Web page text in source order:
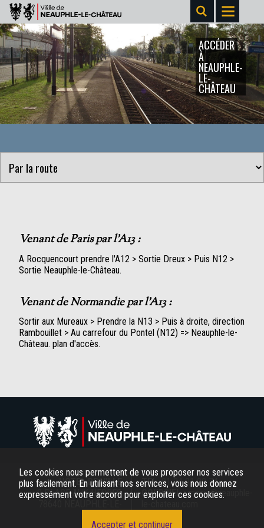
Les cookies nous permettent de vous proposer nos services
plus facilement. En utilisant nos services, vous nous donnez
expressément votre accord pour exploiter ces cookies.
Accepter et continuer
ACCÉDER
À
NEAUPHLE-
LE-
CHÂTEAU
Venant de Paris par l'A13 :
A Rocquencourt prendre l'A12 > Sortie Dreux > Puis N12 >
Sortie Neauphle-le-Château.
Venant de Normandie par l'A13 :
Sortir aux Mureaux > Prendre la N13 > Puis à droite, direction
Rambouillet > Au carrefour du Pontel (N12) => Neauphle-le-
Château. plan d'accès.
HÔTEL DE VILLE
2 PLACE AUX HERBES
TÉL.01 34 91 00 74
COURRIEL : mairie@neauphle-